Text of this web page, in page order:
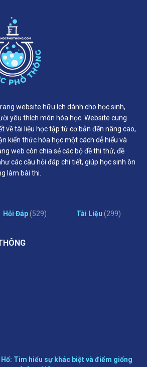
website hữu ích dành cho học sinh,
yêu thích môn hóa học. Website cung
về tài liệu học tập từ cơ bản đến nâng cao,
kiến thức hóa học một cách dễ hiểu và
web còn chia sẻ các bộ đề thi thử, đề
các câu hỏi đáp chi tiết, giúp học sinh ôn
làm bài thi.
Hỏi Đáp(529) Tài Liệu (299)
Hổ: Tìm hiểu sự khác biệt và điểm giống